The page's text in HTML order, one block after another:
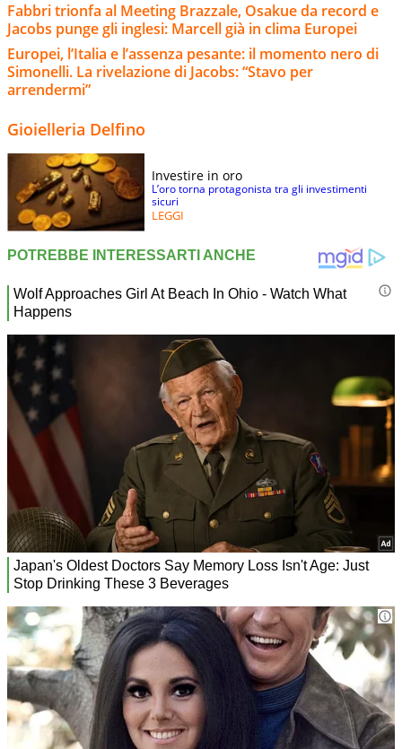
Fabbri trionfa al Meeting Brazzale, Osakue da record e
Jacobs punge gli inglesi: Marcell già in clima Europei
Europei, l’Italia e l’assenza pesante: il momento nero di
Simonelli. La rivelazione di Jacobs: “Stavo per
arrendermi”
Gioielleria Delfino
Investire in oro
L’oro torna protagonista tra gli investimenti
sicuri
LEGGI